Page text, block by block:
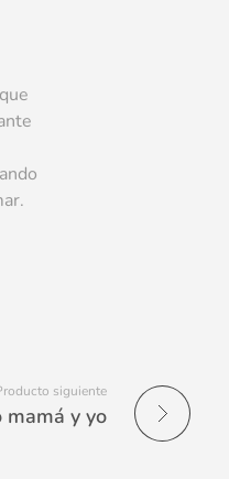
siguiente
mamá y yo